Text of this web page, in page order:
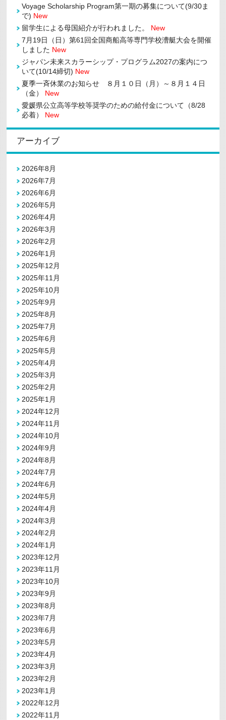
募
集
つ
て
着)
Voyage Scholarship Program第一期の募集について(9/30ま
で) New
留学生による母国紹介が行われました。 New
7月19日（日）第61回全国商船高等専門学校漕艇大会を開催
しました New
ジャパン未来スカラーシップ・プログラム2027の案内につ
いて(10/14締切) New
夏季一斉休業のお知らせ ８月１０日（月）～８月１４日
（金） New
愛媛県公立高等学校等奨学のための給付金について（8/28
必着） New
アーカイブ
2026年8月
2026年7月
2026年6月
2026年5月
2026年4月
2026年3月
2026年2月
2026年1月
2025年12月
2025年11月
2025年10月
2025年9月
2025年8月
2025年7月
2025年6月
2025年5月
2025年4月
2025年3月
2025年2月
2025年1月
2024年12月
2024年11月
2024年10月
2024年9月
2024年8月
2024年7月
2024年6月
2024年5月
2024年4月
2024年3月
2024年2月
2024年1月
2023年12月
2023年11月
2023年10月
2023年9月
2023年8月
2023年7月
2023年6月
2023年5月
2023年4月
2023年3月
2023年2月
2023年1月
2022年12月
2022年11月